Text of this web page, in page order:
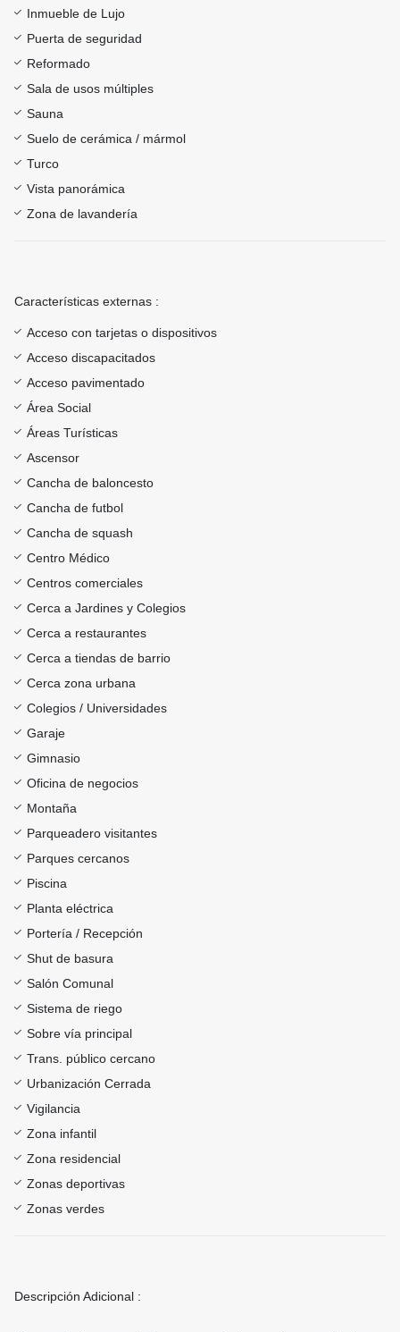
Inmueble de Lujo
Puerta de seguridad
Reformado
Sala de usos múltiples
Sauna
Suelo de cerámica / mármol
Turco
Vista panorámica
Zona de lavandería
Características externas :
Acceso con tarjetas o dispositivos
Acceso discapacitados
Acceso pavimentado
Área Social
Áreas Turísticas
Ascensor
Cancha de baloncesto
Cancha de futbol
Cancha de squash
Centro Médico
Centros comerciales
Cerca a Jardines y Colegios
Cerca a restaurantes
Cerca a tiendas de barrio
Cerca zona urbana
Colegios / Universidades
Garaje
Gimnasio
Oficina de negocios
Montaña
Parqueadero visitantes
Parques cercanos
Piscina
Planta eléctrica
Portería / Recepción
Shut de basura
Salón Comunal
Sistema de riego
Sobre vía principal
Trans. público cercano
Urbanización Cerrada
Vigilancia
Zona infantil
Zona residencial
Zonas deportivas
Zonas verdes
Descripción Adicional :